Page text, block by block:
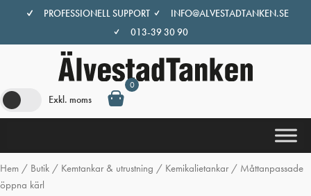
innehåll
PROFESSIONELL SUPPORT
INFO@ALVESTADTANKEN.SE
013-39 30 90
Exkl. moms
0
Hem / Butik / Kemtankar & utrustning / Kemikalietankar/ Måttanpassade
öppna kärl